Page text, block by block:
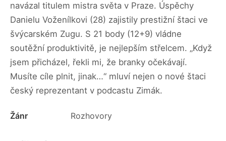
navázal titulem mistra světa v Praze. Úspěchy
Danielu Voženílkovi (28) zajistily prestižní štaci ve
švýcarském Zugu. S 21 body (12+9) vládne
soutěžní produktivitě, je nejlepším střelcem. „Když
jsem přicházel, řekli mi, že branky očekávají.
Musíte cíle plnit, jinak…“ mluví nejen o nové štaci
český reprezentant v podcastu Zimák.
Žánr Rozhovory